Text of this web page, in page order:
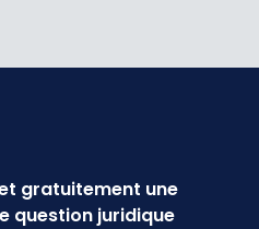
gratuitement une
question juridique